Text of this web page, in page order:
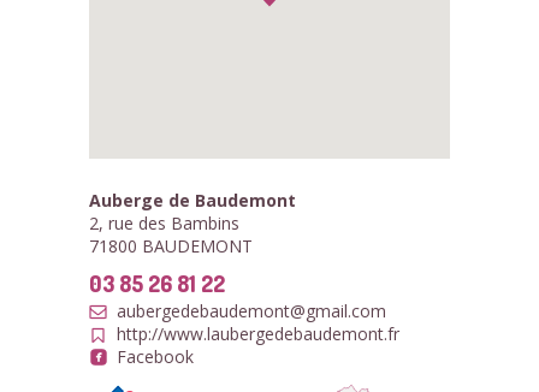
Auberge de Baudemont
2, rue des Bambins
71800 BAUDEMONT
03 85 26 81 22
aubergedebaudemont@gmail.com
http://www.laubergedebaudemont.fr
Facebook